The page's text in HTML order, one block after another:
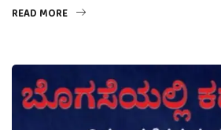
READ MORE